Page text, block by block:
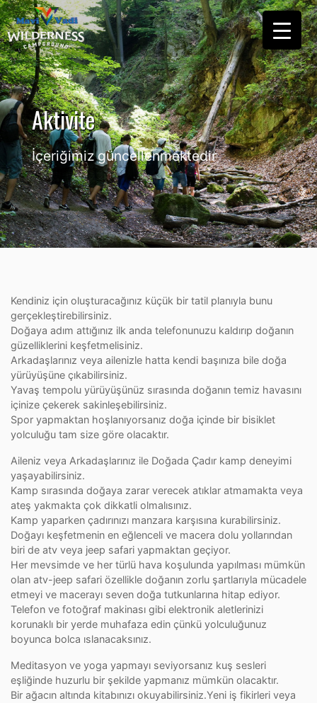
Aktivite
İçeriğimiz güncellenmektedir
Kendiniz için oluşturacağınız küçük bir tatil planıyla bunu
gerçekleştirebilirsiniz.
Doğaya adım attığınız ilk anda telefonunuzu kaldırıp doğanın
güzelliklerini keşfetmelisiniz.
Arkadaşlarınız veya ailenizle hatta kendi başınıza bile doğa
yürüyüşüne çıkabilirsiniz.
Yavaş tempolu yürüyüşünüz sırasında doğanın temiz havasını
içinize çekerek sakinleşebilirsiniz.
Spor yapmaktan hoşlanıyorsanız doğa içinde bir bisiklet
yolculuğu tam size göre olacaktır.
Aileniz veya Arkadaşlarınız ile Doğada Çadır kamp deneyimi
yaşayabilirsiniz.
Kamp sırasında doğaya zarar verecek atıklar atmamakta veya
ateş yakmakta çok dikkatli olmalısınız.
Kamp yaparken çadırınızı manzara karşısına kurabilirsiniz.
Doğayı keşfetmenin en eğlenceli ve macera dolu yollarından
biri de atv veya jeep safari yapmaktan geçiyor.
Her mevsimde ve her türlü hava koşulunda yapılması mümkün
olan atv-jeep safari özellikle doğanın zorlu şartlarıyla mücadele
etmeyi ve macerayı seven doğa tutkunlarına hitap ediyor.
Telefon ve fotoğraf makinası gibi elektronik aletlerinizi
korunaklı bir yerde muhafaza edin çünkü yolculuğunuz
boyunca bolca ıslanacaksınız.
Meditasyon ve yoga yapmayı seviyorsanız kuş sesleri
eşliğinde huzurlu bir şekilde yapmanız mümkün olacaktır.
Bir ağacın altında kitabınızı okuyabilirsiniz.Yeni iş fikirleri veya